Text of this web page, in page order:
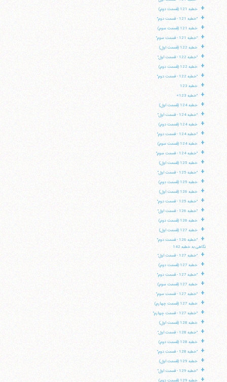
+ خطبه 121 (قسمت دوم)
+ "خطبه 121 - قسمت دوم"
+ خطبه 121 (قسمت سوم)
+ "خطبه 121 - قسمت سوم"
+ خطبه 122 (قسمت اول)
+ "خطبه 122 - قسمت اول"
+ خطبه 122 (قسمت دوم)
+ "خطبه 122 - قسمت دوم"
+ خطبه 123
+ "خطبه 123»
+ خطبه 124 (قسمت اول)
+ "خطبه 124 - قسمت اول"
+ خطبه 124 (قسمت دوم)
+ "خطبه 124 - قسمت دوم"
+ خطبه 124 (قسمت سوم)
+ "خطبه 124 - قسمت سوم"
+ خطبه 125 (قسمت اول)
+ "خطبه 125 - قسمت اول"
+ خطبه 125 (قسمت دوم)
+ خطبه 126 (قسمت اول)
+ "خطبه 125 - قسمت دوم"
+ "خطبه 126 - قسمت اول"
+ خطبه 126 (قسمت دوم)
+ خطبه 127 (قسمت اول)
+
"خطبه 126 - قسمت دوم"
نگاهی به خطبه 142
+ "خطبه 127 - قسمت اول"
+ خطبه 127 (قسمت دوم)
+ "خطبه 127 - قسمت دوم"
+ خطبه 127 (قسمت سوم)
+ "خطبه 127 - قسمت سوم"
+ خطبه 127 (قسمت چهارم)
+ "خطبه 127 - قسمت چهارم"
+ خطبه 128 (قسمت اول)
+ "خطبه 128 - قسمت اول"
+ خطبه 128 (قسمت دوم)
+ "خطبه 128 - قسمت دوم"
+ خطبه 129 (قسمت اول)
+ "خطبه 129 - قسمت اول"
+ خطبه 129 (قسمت دوم)